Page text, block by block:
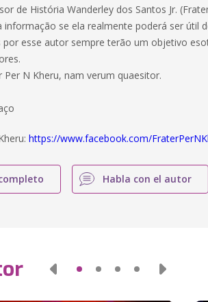
de História Wanderley dos Santos Jr.
informação se ela realmente poderá ser útil
por esse autor sempre terão um objetivo
Per N Kheru, nam verum quaesitor.
https://www.facebook.com/
Habla con el autor